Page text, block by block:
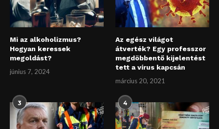
Mi az alkoholizmus?
Hogyan keressek
megoldást?
június 7, 2024
Az egész világot
átverték? Egy professzor
megdöbbentő kijelentést
tett a vírus kapcsán
március 20, 2021
3 4